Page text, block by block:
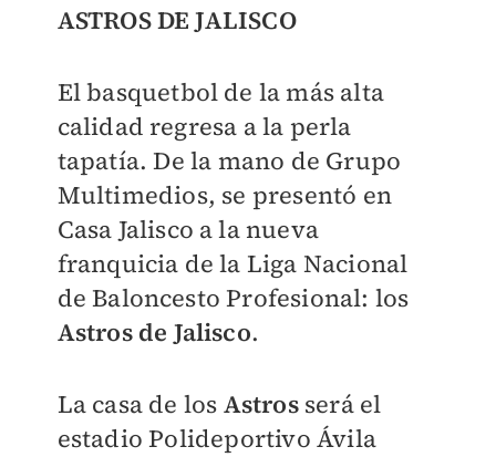
ASTROS DE JALISCO
El basquetbol de la más alta
calidad regresa a la perla
tapatía.De la mano de Grupo
Multimedios, se presentó en
Casa Jalisco a la nueva
franquicia de la Liga Nacional
de Baloncesto Profesional: los
Astros de Jalisco.
La casa de los Astros será el
estadioPolideportivo Ávila